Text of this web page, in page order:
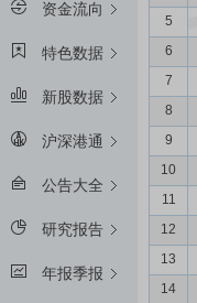
资金流向
特色数据
新股数据
沪深港通
公告大全
研究报告
年报季报
5
6
7
8
9
10
11
12
13
14